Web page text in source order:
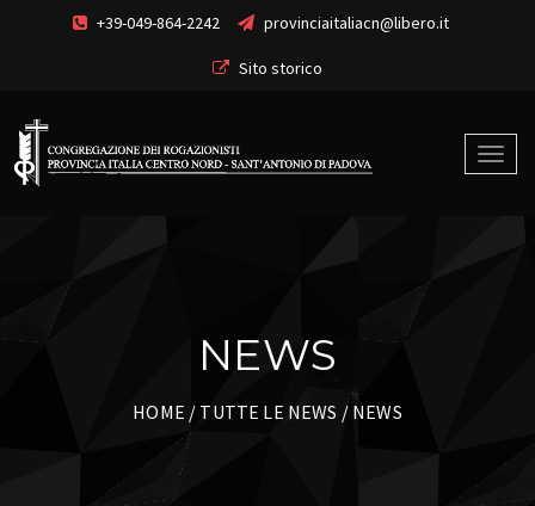
+39-049-864-2242 provinciaitaliacn@libero.it
Sito storico
NEWS
HOME / TUTTE LE NEWS / NEWS